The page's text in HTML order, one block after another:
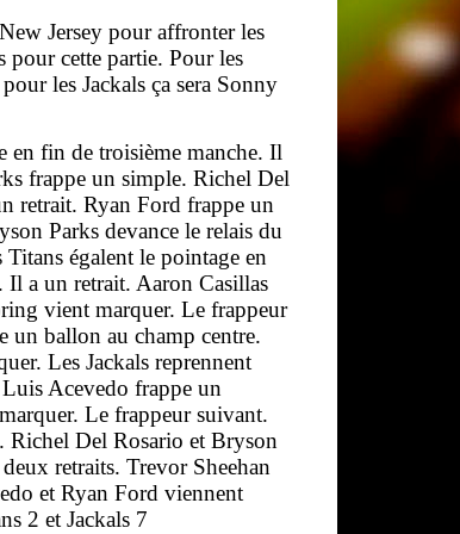
Jersey pour affronter les
pour cette partie. Pour les
les Jackals ça sera Sonny
en fin de troisième manche. Il
frappe un simple. Richel Del
retrait. Ryan Ford frappe un
Parks devance le relais du
égalent le pointage en
Il a un retrait. Aaron Casillas
vient marquer. Le frappeur
un ballon au champ centre.
Les Jackals reprennent
Acevedo frappe un
Le frappeur suivant.
Richel Del Rosario et Bryson
retraits. Trevor Sheehan
et Ryan Ford viennent
2 et Jackals 7